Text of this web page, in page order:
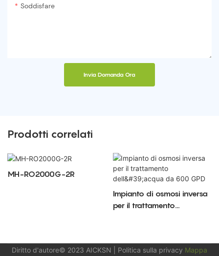
Soddisfare
Invia Domanda Ora
Prodotti correlati
MH-RO2000G-2R
Impianto di osmosi inversa
per il trattamento
Diritto d'autore© 2023 AICKSN Politica sulla privacy Mappa